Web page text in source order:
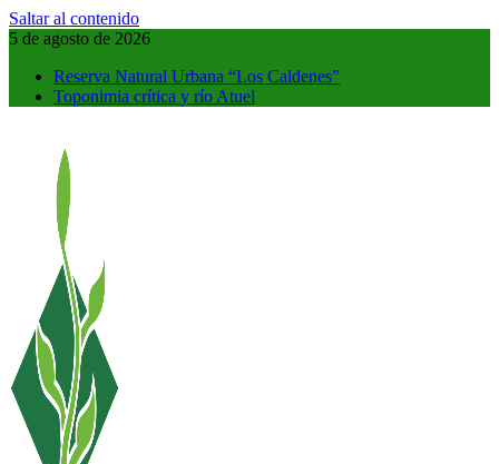
Saltar al contenido
5 de agosto de 2026
Reserva Natural Urbana “Los Caldenes”
Toponimia crítica y río Atuel